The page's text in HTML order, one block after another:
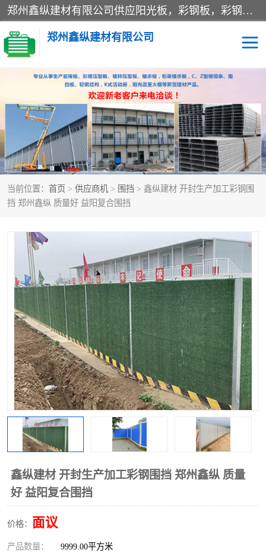
郑州鑫纵建材有限公司供应阳光板，彩钢板，彩钢钢构工程是一家集生产销售租赁安装于一体的企业，主要生产PC采光板，耐力板，仿古琉璃采光板，岩棉板、彩钢压型板、镀锌压型板、桁架楼承板，C、Z型钢檩条、围挡板、轻钢结构，阳光温室大棚等新型建材产品。公司旗下有多台移动式高空压瓦机租赁，承接全国各地业务，专业对外租赁各种型号压瓦机。
郑州鑫纵建材有限公司
当前位置： 首页 > 供应商机 > 围挡 > 鑫纵建材 开封生产加工彩钢围
挡 郑州鑫纵 质量好 益阳复合围挡
鑫纵建材 开封生产加工彩钢围挡 郑州鑫纵 质量
好 益阳复合围挡
价格： 面议
产品数量： 9999.00平方米
高空瓦机租赁 ASA合成树脂仿古瓦
CZ型钢 FRP采光板
PC多层板 PC耐力板
建筑围挡 楼层板
岩棉板 钢结构配件
围挡 彩钢板
生产加工单板复合围挡 市
政围挡